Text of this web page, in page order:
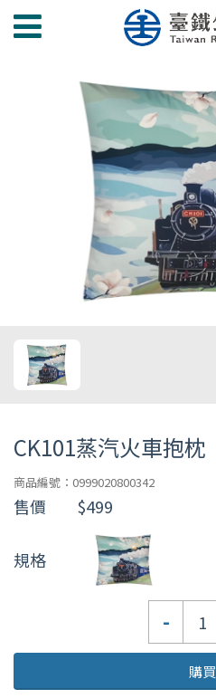
臺
CK101蒸汽火車抱枕
商品編號：0999020800342
售價 $499
規格
-
購買